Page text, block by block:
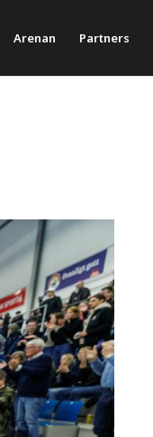
Arenan Partners